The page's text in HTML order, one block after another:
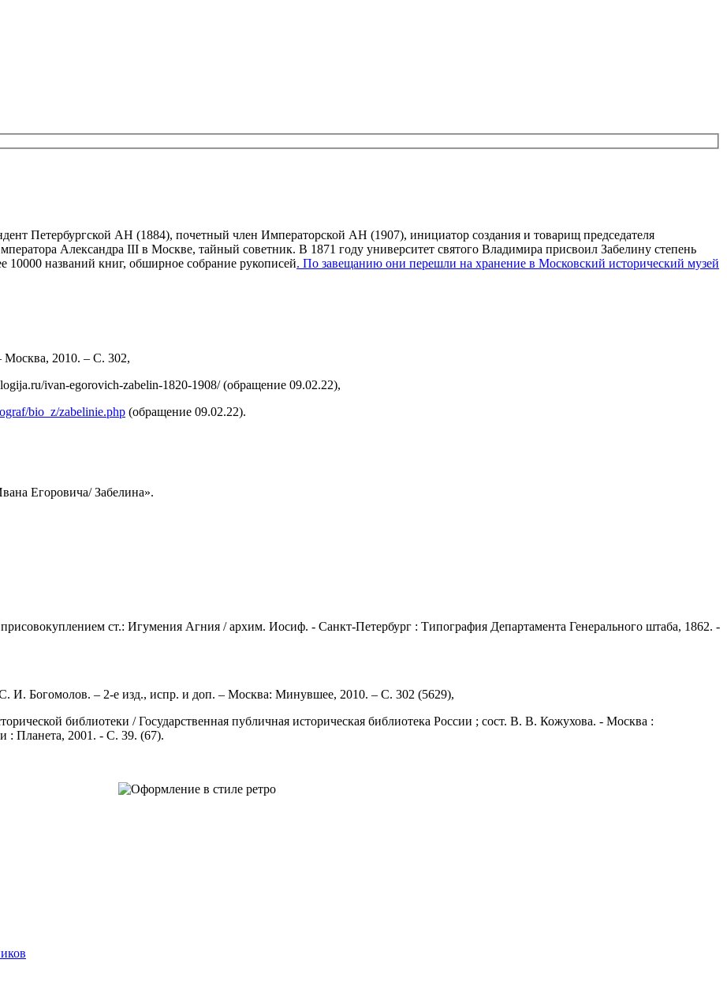
Петербургской АН (1884), почетный член Императорской АН (1907), инициатор создания и товарищ председателя
Александра III в Москве, тайный советник. В 1871 году университет святого Владимира присвоил Забелину степень
10000 названий книг, обширное собрание рукописей. По завещанию они перешли на хранение в Московский исторический музей
2010. – С. 302,
ivan-egorovich-zabelin-1820-1908/ (обращение 09.02.22),
bio_z/zabelinie.php (обращение 09.02.22).
Егоровича/ Забелина».
ст.: Игумения Агния / архим. Иосиф. - Санкт-Петербург : Типография Департамента Генерального штаба, 1862. -
И. Богомолов. – 2-е изд., испр. и доп. – Москва: Минувшее, 2010. – С. 302 (5629),
библиотеки / Государственная публичная историческая библиотека России ; сост. В. В. Кожухова. - Москва :
: Планета, 2001. - С. 39. (67).